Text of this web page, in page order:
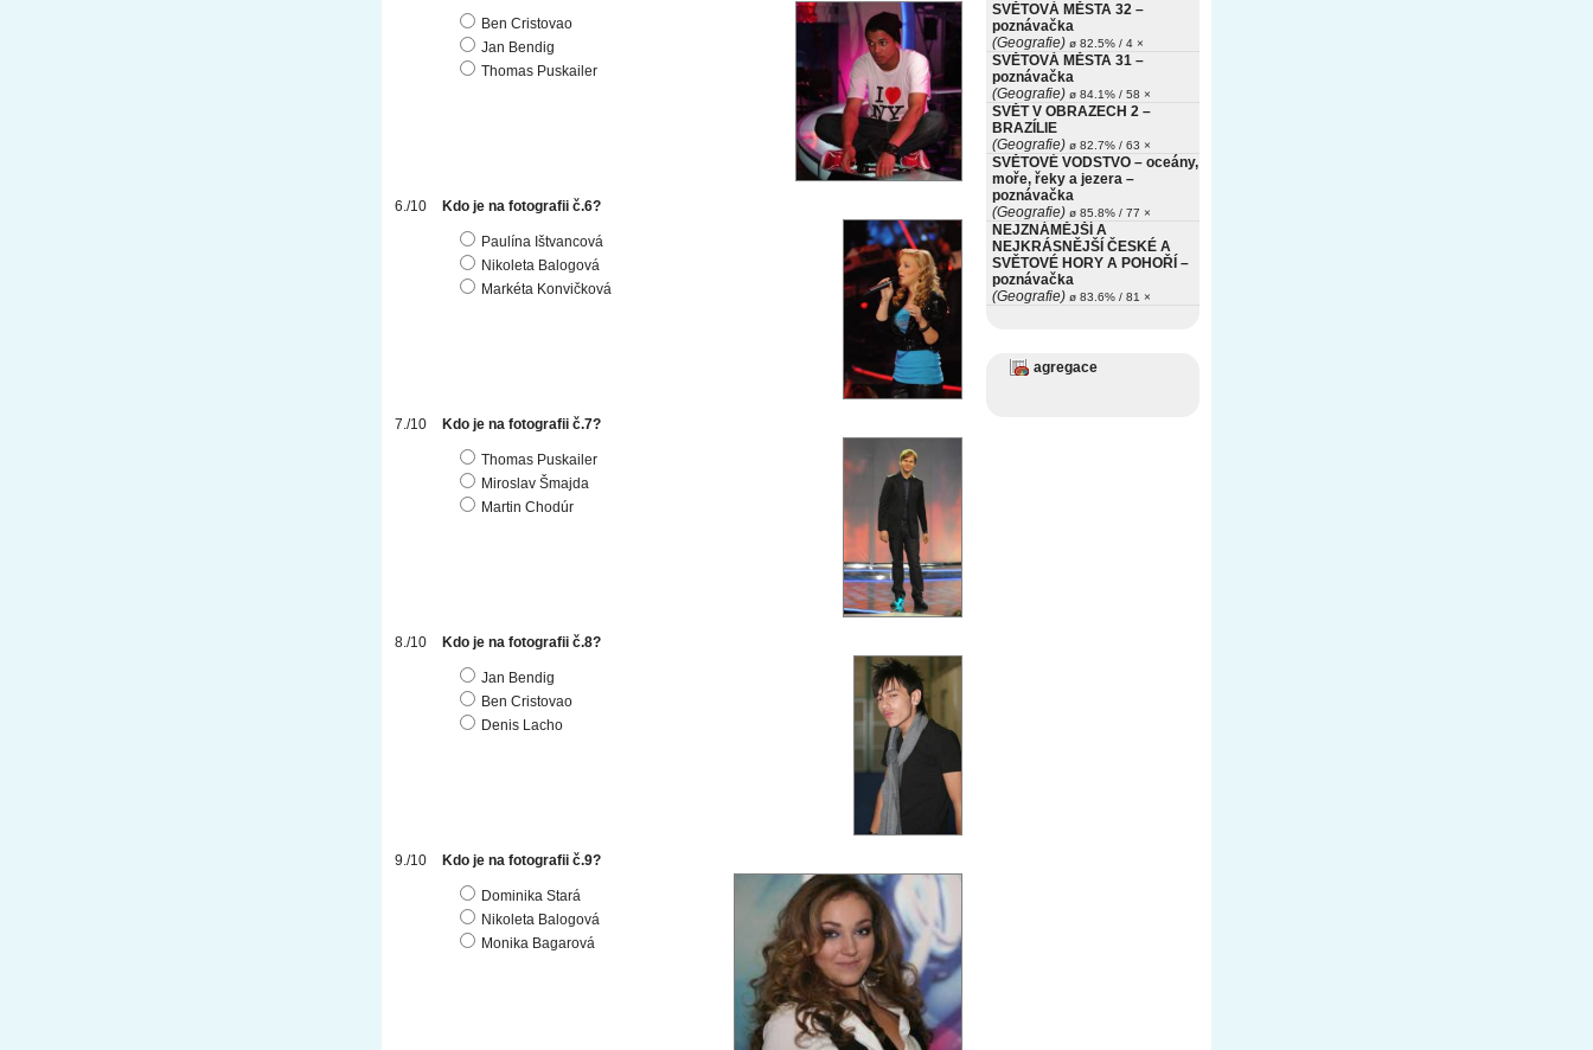
Ben Cristovao
Jan Bendig
Thomas Puskailer
Kdo je na fotografii č.6?
Paulína Ištvancová
Nikoleta Balogová
Markéta Konvičková
Kdo je na fotografii č.7?
Thomas Puskailer
Miroslav Šmajda
Martin Chodúr
Kdo je na fotografii č.8?
Jan Bendig
Ben Cristovao
Denis Lacho
Kdo je na fotografii č.9?
Dominika Stará
Nikoleta Balogová
Monika Bagarová
SVĚTOVÁ MĚSTA 32 –
poznávačka
(Geografie) ø 82.5% / 4 ×
SVĚTOVÁ MĚSTA 31 –
poznávačka
(Geografie) ø 84.1% / 58 ×
SVĚT V OBRAZECH 2 –
BRAZÍLIE
(Geografie) ø 82.7% / 63 ×
SVĚTOVÉ VODSTVO – oceány,
moře, řeky a jezera –
poznávačka
(Geografie) ø 85.8% / 77 ×
NEJZNÁMĚJŠÍ A
NEJKRÁSNĚJŠÍ ČESKÉ A
SVĚTOVÉ HORY A POHOŘÍ –
poznávačka
(Geografie) ø 83.6% / 81 ×
agregace